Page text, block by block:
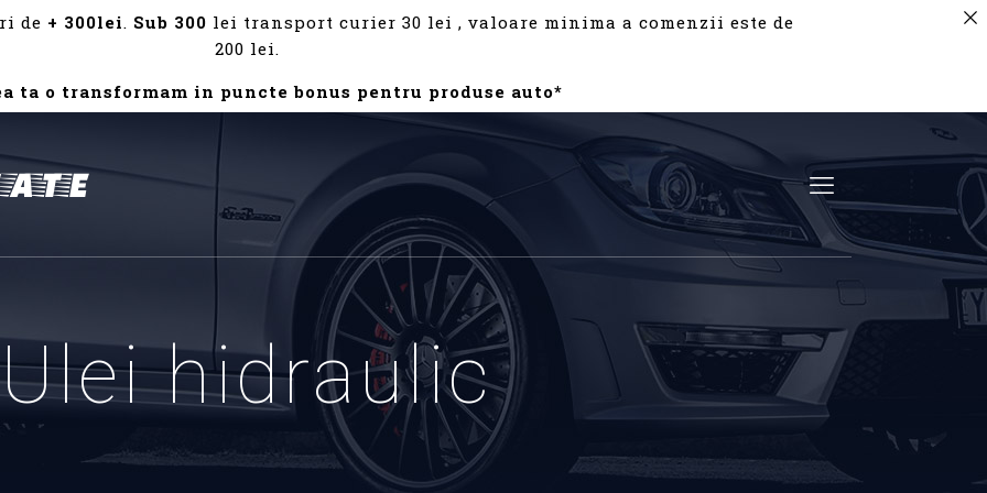
de + 300lei. Sub 300 lei transport curier 30 lei , valoare minima a comenzii este de
200 lei.
ta o transformam in puncte bonus pentru produse auto*
Ulei hidraulic